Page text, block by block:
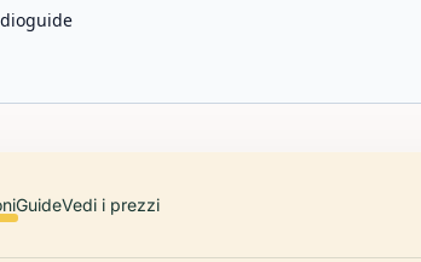
GuideVedi i prezzi